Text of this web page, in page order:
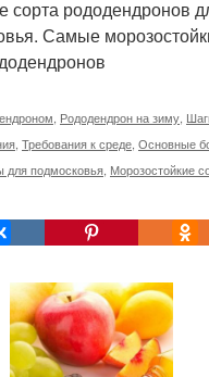
Рододендрон на зиму
Требования к среде Основные
для подмосковья Морозостойкие